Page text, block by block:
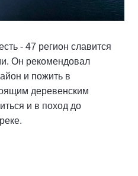
- 47 регион славится
Он рекомендовал
и пожить в
деревенским
и в поход до